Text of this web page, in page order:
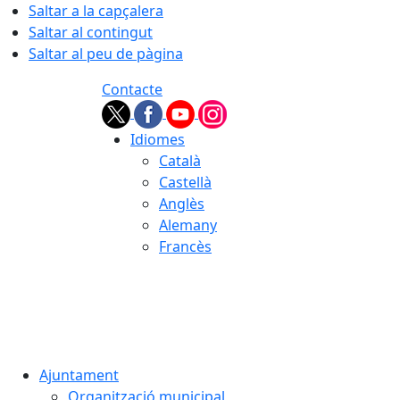
Saltar a la capçalera
Saltar al contingut
Saltar al peu de pàgina
Contacte
Idiomes
Català
Castellà
Anglès
Alemany
Francès
Ajuntament